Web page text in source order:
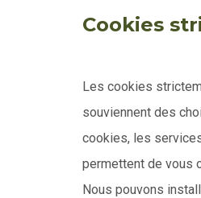
Cookies
Les cookies
souviennent des
cookies, les
permettent de vous
Nous pouvons